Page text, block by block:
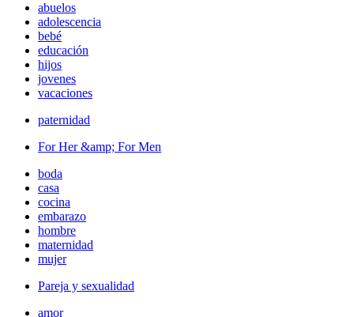
abuelos
adolescencia
bebé
educación
hijos
jovenes
vacaciones
paternidad
For Her &amp; For Men
boda
casa
cocina
embarazo
hombre
maternidad
mujer
Pareja y sexualidad
amor